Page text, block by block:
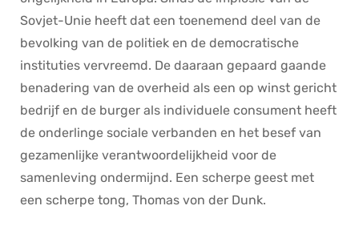
Sovjet-Unie heeft dat een toenemend deel van de
bevolking van de politiek en de democratische
instituties vervreemd. De daaraan gepaard gaande
benadering van de overheid als een op winst gericht
bedrijf en de burger als individuele consument heeft
de onderlinge sociale verbanden en het besef van
gezamenlijke verantwoordelijkheid voor de
samenleving ondermijnd. Een scherpe geest met
een scherpe tong, Thomas von der Dunk.